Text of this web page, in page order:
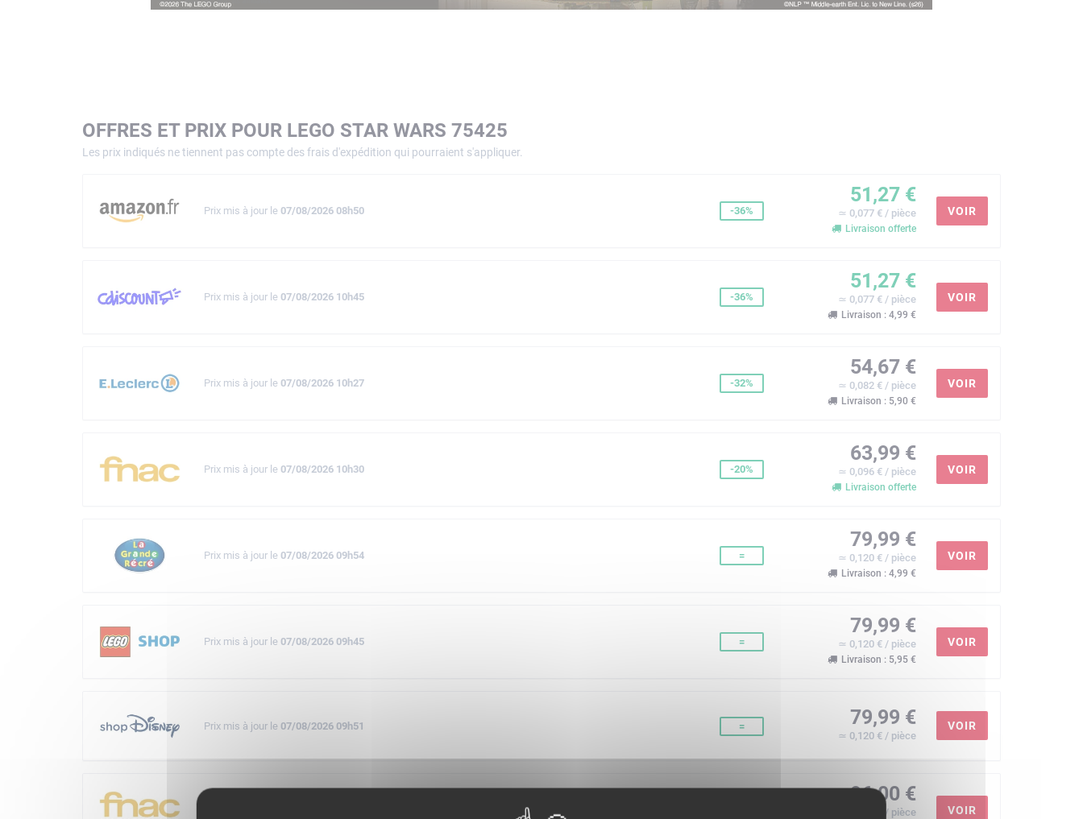
OFFRES ET PRIX POUR LEGO STAR WARS 75425
Les prix indiqués ne tiennent pas compte des frais d'expédition qui pourraient s'appliquer.
Prix mis à jour le 07/08/2026 08h50 -36%
51,27 €
≃ 0,077 € / pièce
Livraison offerte
VOIR
Prix mis à jour le 07/08/2026 10h45 -36%
51,27 €
≃ 0,077 € / pièce
Livraison : 4,99 €
VOIR
Prix mis à jour le 07/08/2026 10h27 -32%
54,67 €
≃ 0,082 € / pièce
Livraison : 5,90 €
VOIR
Prix mis à jour le 07/08/2026 10h30 -20%
63,99 €
≃ 0,096 € / pièce
Livraison offerte
VOIR
Prix mis à jour le 07/08/2026 09h54 =
79,99 €
≃ 0,120 € / pièce
Livraison : 4,99 €
VOIR
Prix mis à jour le 07/08/2026 09h45 =
79,99 €
≃ 0,120 € / pièce
Livraison : 5,95 €
VOIR
Prix mis à jour le 07/08/2026 09h51 = 79,99 €
≃ 0,120 € / pièce
VOIR
96,00 €
≃ 0,144 € / pièce VOIR